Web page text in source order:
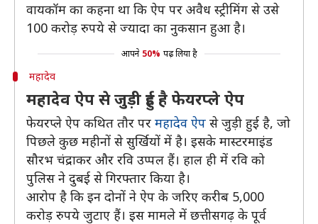
वायकॉम का कहना था कि ऐप पर अवैध स्ट्रीमिंग से उसे
100 करोड़ रुपये से ज्यादा का नुकसान हुआ है।
आपने 50% पढ़ लिया है
महादेव
महादेव ऐप से जुड़ी हुई है फेयरप्ले ऐप
फेयरप्ले ऐप कथित तौर पर महादेव ऐप से जुड़ी हुई है, जो
पिछले कुछ महीनों से सुर्खियों में है। इसके मास्टरमाइंड
सौरभ चंद्राकर और रवि उप्पल हैं। हाल ही में रवि को
पुलिस ने दुबई से गिरफ्तार किया है।
आरोप है कि इन दोनों ने ऐप के जरिए करीब 5,000
करोड़ रुपये जुटाए हैं। इस मामले में छत्तीसगढ़ के पूर्व